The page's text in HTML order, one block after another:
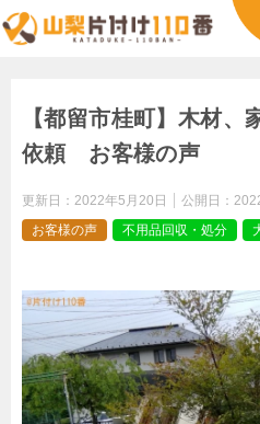
【都留市桂町】木材、
依頼 お客様の声
更新日： 2022年5月20日 公開日：
お客様の声
不用品回収・処分